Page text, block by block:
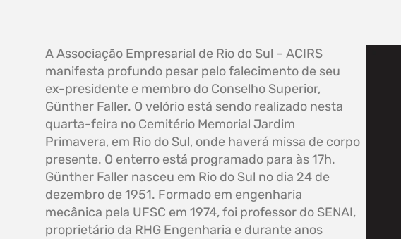
A Associação Empresarial de Rio do Sul – ACIRS
manifesta profundo pesar pelo falecimento de seu
ex-presidente e membro do Conselho Superior,
Günther Faller. O velório está sendo realizado nesta
quarta-feira no Cemitério Memorial Jardim
Primavera, em Rio do Sul, onde haverá missa de corpo
presente. O enterro está programado para às 17h.
Günther Faller nasceu em Rio do Sul no dia 24 de
dezembro de 1951. Formado em engenharia
mecânica pela UFSC em 1974, foi professor do SENAI,
proprietário da RHG Engenharia e durante anos